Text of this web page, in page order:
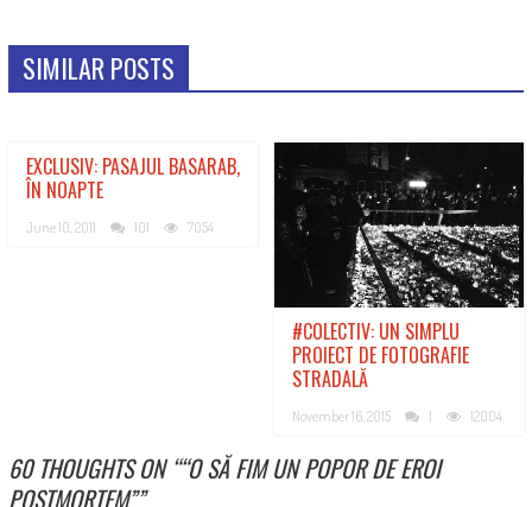
SIMILAR POSTS
EXCLUSIV: PASAJUL BASARAB,
ÎN NOAPTE
June 10, 2011 101 7054
#COLECTIV: UN SIMPLU
PROIECT DE FOTOGRAFIE
STRADALĂ
November 16, 2015 1 12004
60 THOUGHTS ON ““O SĂ FIM UN POPOR DE EROI
POSTMORTEM””